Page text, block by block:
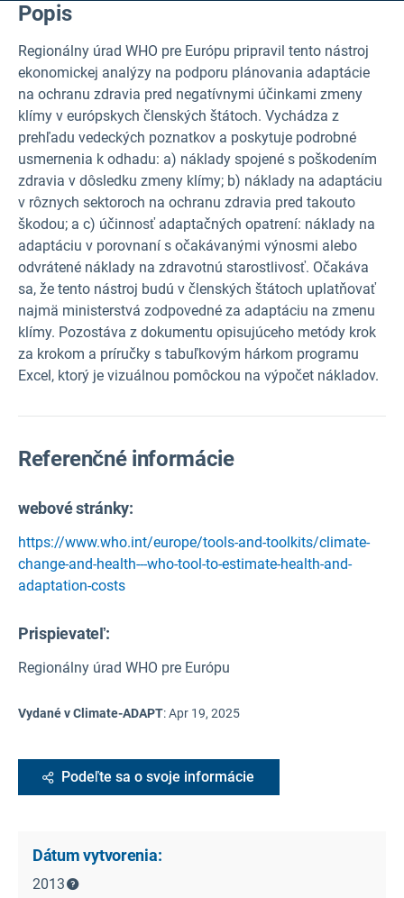
Popis
Regionálny úrad WHO pre Európu pripravil tento nástroj
ekonomickej analýzy na podporu plánovania adaptácie
na ochranu zdravia pred negatívnymi účinkami zmeny
klímy v európskych členských štátoch. Vychádza z
prehľadu vedeckých poznatkov a poskytuje podrobné
usmernenia k odhadu: a) náklady spojené s poškodením
zdravia v dôsledku zmeny klímy; b) náklady na adaptáciu
v rôznych sektoroch na ochranu zdravia pred takouto
škodou; a c) účinnosť adaptačných opatrení: náklady na
adaptáciu v porovnaní s očakávanými výnosmi alebo
odvrátené náklady na zdravotnú starostlivosť. Očakáva
sa, že tento nástroj budú v členských štátoch uplatňovať
najmä ministerstvá zodpovedné za adaptáciu na zmenu
klímy. Pozostáva z dokumentu opisujúceho metódy krok
za krokom a príručky s tabuľkovým hárkom programu
Excel, ktorý je vizuálnou pomôckou na výpočet nákladov.
Referenčné informácie
webové stránky:
https://www.who.int/europe/tools-and-toolkits/climate-
change-and-health---who-tool-to-estimate-health-and-
adaptation-costs
Prispievateľ:
Regionálny úrad WHO pre Európu
Vydané v Climate-ADAPT:Apr 19, 2025
Podeľte sa o svoje informácie
Dátum vytvorenia:
2013